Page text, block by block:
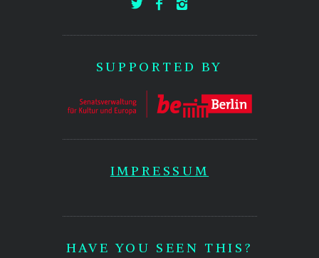
SUPPORTED BY
IMPRESSUM
HAVE YOU SEEN THIS?